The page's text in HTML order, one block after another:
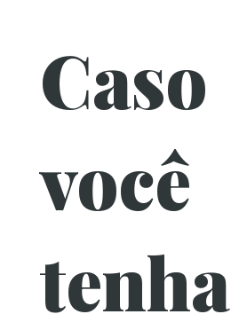
Caso
você
tenha